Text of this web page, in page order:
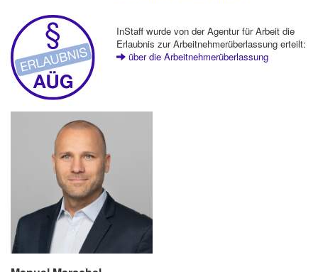
InStaff wurde von der Agentur für Arbeit die
Erlaubnis zur Arbeitnehmerüberlassung erteilt:
über die Arbeitnehmerüberlassung